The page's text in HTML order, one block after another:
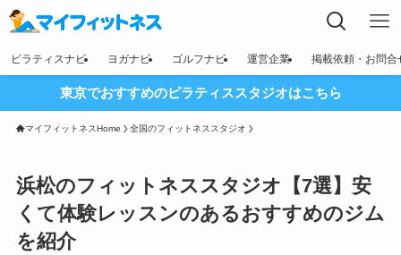
ピラティスナビ ヨガナビ ゴルフナビ 運営企業 掲載依頼・お問合
東京でおすすめのピラティススタジオはこちら
マイフィットネスHome 全国のフィットネススタジオ
浜松のフィットネススタジオ【7選】安
くて体験レッスンのあるおすすめのジム
を紹介